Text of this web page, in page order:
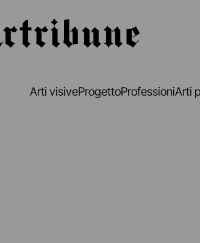
Arti visiveProgettoProfessioniArti